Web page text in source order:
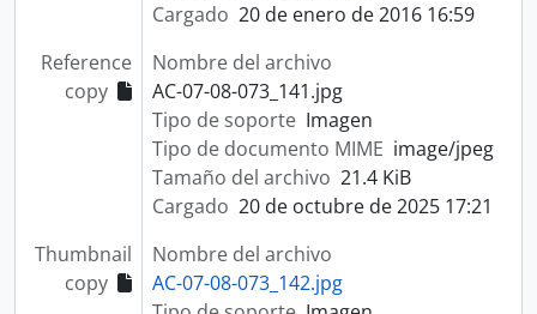
Cargado 20 de enero de 2016 16:59
Reference
copy
Nombre del archivo
AC-07-08-073_141.jpg
Tipo de soporte Imagen
Tipo de documento MIME image/jpeg
Tamaño del archivo 21.4 KiB
Cargado 20 de octubre de 2025 17:21
Thumbnail
copy
Nombre del archivo
AC-07-08-073_142.jpg